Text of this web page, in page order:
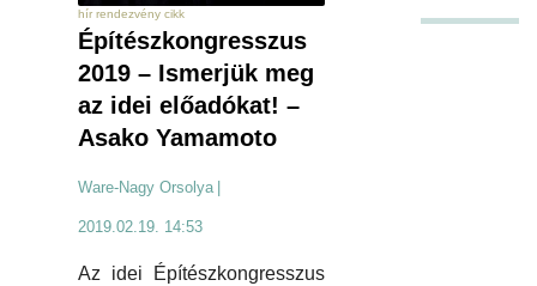
hír rendezvény cikk
Építészkongresszus
2019 – Ismerjük meg
az idei előadókat! –
Asako Yamamoto
Ware-Nagy Orsolya
2019.02.19. 14:53
Az idei Építészkongresszus